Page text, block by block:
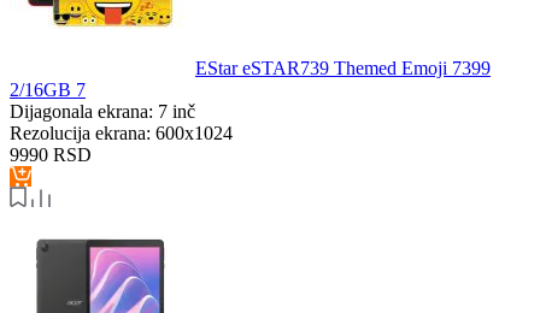
EStar eSTAR739 Themed Emoji 7399
2/16GB 7
Dijagonala ekrana: 7 inč
Rezolucija ekrana: 600x1024
9990 RSD